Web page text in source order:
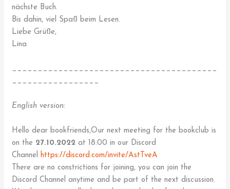
nächste Buch.
Bis dahin, viel Spaß beim Lesen.
Liebe Grüße,
Lina
________________________________________
_________________
English version:
Hello dear bookfriends,Our next meeting for the bookclub is
on the 27.10.2022 at 18:00 in our Discord
Channelhttps://discord.com/invite/AstTveA
There are no constrictions for joining, you can join the
Discord Channel anytime and be part of the next discussion.